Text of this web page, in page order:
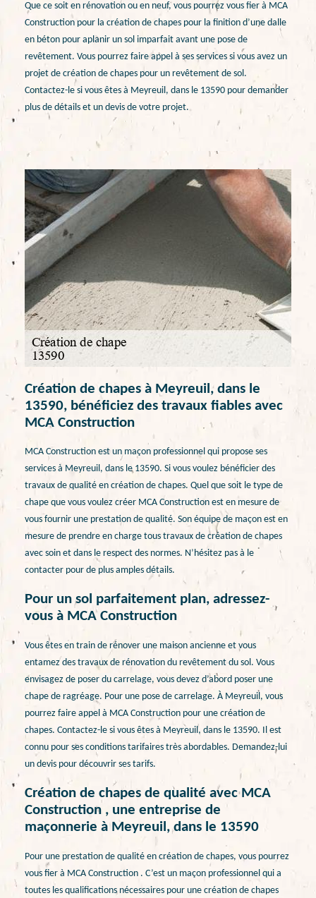
Que ce soit en rénovation ou en neuf, vous pourrez vous fier à MCA
Construction pour la création de chapes pour la finition d’une dalle
en béton pour aplanir un sol imparfait avant une pose de
revêtement. Vous pourrez faire appel à ses services si vous avez un
projet de création de chapes pour un revêtement de sol.
Contactez-le si vous êtes à Meyreuil, dans le 13590 pour demander
plus de détails et un devis de votre projet.
Création de chapes à Meyreuil, dans le
13590, bénéficiez des travaux fiables avec
MCA Construction
MCA Construction est un maçon professionnel qui propose ses
services à Meyreuil, dans le 13590. Si vous voulez bénéficier des
travaux de qualité en création de chapes. Quel que soit le type de
chape que vous voulez créer MCA Construction est en mesure de
vous fournir une prestation de qualité. Son équipe de maçon est en
mesure de prendre en charge tous travaux de création de chapes
avec soin et dans le respect des normes. N’hésitez pas à le
contacter pour de plus amples détails.
Pour un sol parfaitement plan, adressez-
vous à MCA Construction
Vous êtes en train de rénover une maison ancienne et vous
entamez des travaux de rénovation du revêtement du sol. Vous
envisagez de poser du carrelage, vous devez d’abord poser une
chape de ragréage. Pour une pose de carrelage. À Meyreuil, vous
pourrez faire appel à MCA Construction pour une création de
chapes. Contactez-le si vous êtes à Meyreuil, dans le 13590. Il est
connu pour ses conditions tarifaires très abordables. Demandez-lui
un devis pour découvrir ses tarifs.
Création de chapes de qualité avec MCA
Construction , une entreprise de
maçonnerie à Meyreuil, dans le 13590
Pour une prestation de qualité en création de chapes, vous pourrez
vous fier à MCA Construction . C’est un maçon professionnel qui a
toutes les qualifications nécessaires pour une création de chapes